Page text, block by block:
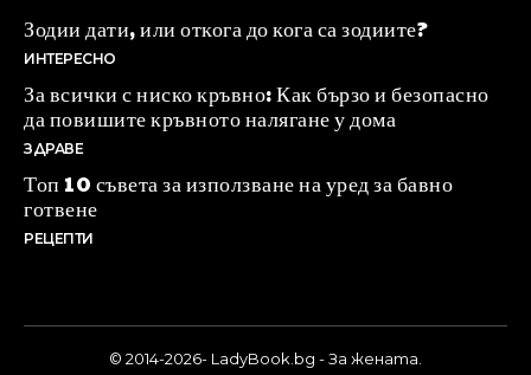
Зодии дати, или откога до кога са зодиите?
ИНТЕРЕСНО
За всички с ниско кръвно: Как бързо и безопасно
да повишите кръвното налягане у дома
ЗДРАВЕ
Топ 10 съвета за използване на уред за бавно
готвене
РЕЦЕПТИ
© 2014-2026- LadyBook.bg - За жената.